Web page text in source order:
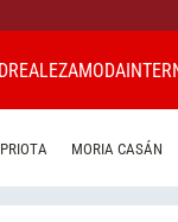
REALEZAMODA
MORIA CASÁN